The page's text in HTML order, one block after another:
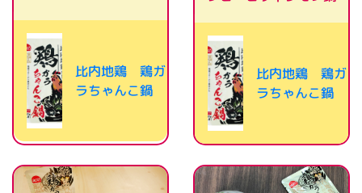
比内地鶏 鶏ガ
ラちゃんこ鍋
比内地鶏 鶏ガ
ラちゃんこ鍋